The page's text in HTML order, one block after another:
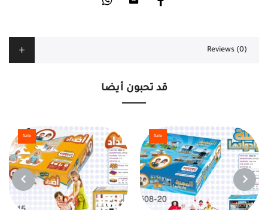
Reviews (0)
قد تحبون أيضا
PREVIOUS
Sale
Sale